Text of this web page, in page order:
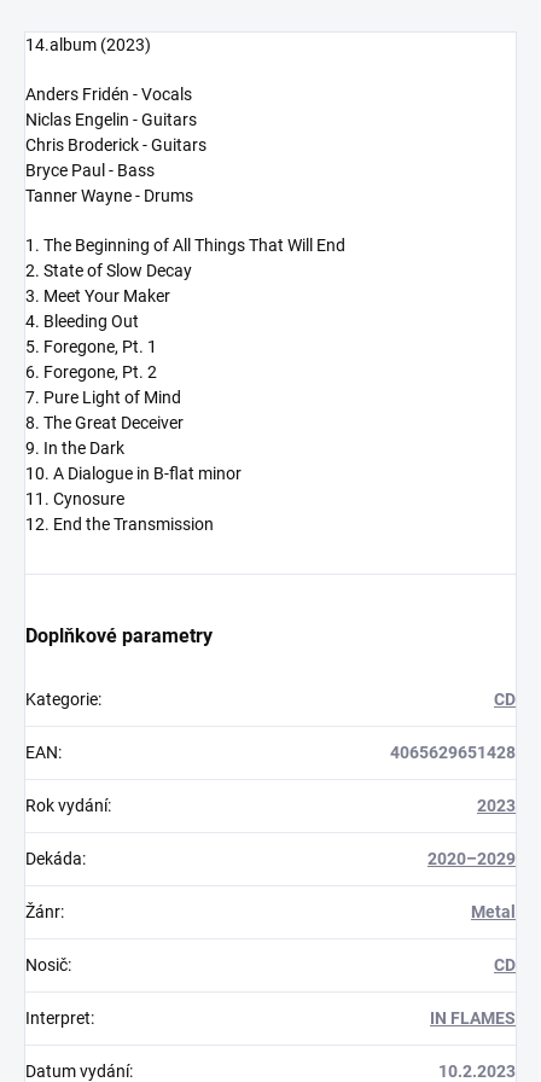
14.album (2023)
Anders Fridén - Vocals
Niclas Engelin - Guitars
Chris Broderick - Guitars
Bryce Paul - Bass
Tanner Wayne - Drums
1. The Beginning of All Things That Will End
2. State of Slow Decay
3. Meet Your Maker
4. Bleeding Out
5. Foregone, Pt. 1
6. Foregone, Pt. 2
7. Pure Light of Mind
8. The Great Deceiver
9. In the Dark
10. A Dialogue in B-flat minor
11. Cynosure
12. End the Transmission
Doplňkové parametry
Kategorie: CD
EAN: 4065629651428
Rok vydání: 2023
Dekáda: 2020–2029
Žánr: Metal
Nosič: CD
Interpret: IN FLAMES
Datum vydání: 10.2.2023